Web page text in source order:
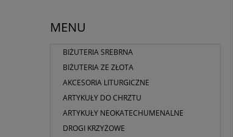
MENU
BIŻUTERIA SREBRNA
BIŻUTERIA ZE ZŁOTA
AKCESORIA LITURGICZNE
ARTYKUŁY DO CHRZTU
ARTYKUŁY NEOKATECHUMENALNE
DROGI KRZYŻOWE